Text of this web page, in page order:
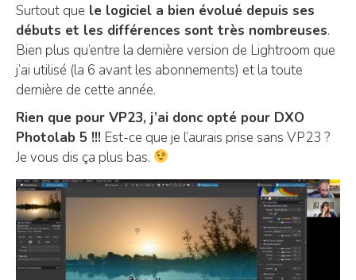
Surtout que le logiciel a bien évolué depuis ses
débuts et les différences sont très nombreuses.
Bien plus qu’entre la dernière version de Lightroom que
j’ai utilisé (la 6 avant les abonnements) et la toute
dernière de cette année.
Rien que pour VP23, j’ai donc opté pour DXO
Photolab 5 !!! Est-ce que je l’aurais prise sans VP23 ?
Je vous dis ça plus bas.